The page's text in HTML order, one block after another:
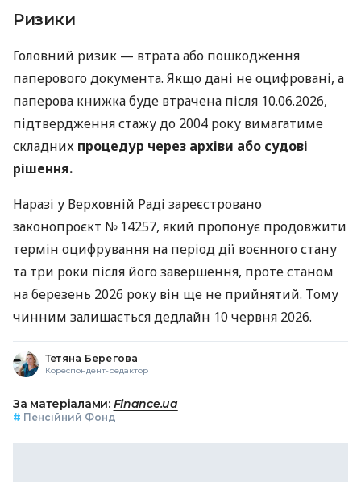
Ризики
Головний ризик — втрата або пошкодження
паперового документа. Якщо дані не оцифровані, а
паперова книжка буде втрачена після 10.06.2026,
підтвердження стажу до 2004 року вимагатиме
складних процедур через архіви або судові
рішення.
Наразі у Верховній Раді зареєстровано
законопроєкт № 14257, який пропонує продовжити
термін оцифрування на період дії воєнного стану
та три роки після його завершення, проте станом
на березень 2026 року він ще не прийнятий. Тому
чинним залишається дедлайн 10 червня 2026.
Тетяна Берегова
Кореспондент-редактор
За матеріалами: Finance.ua
# Пенсійний Фонд